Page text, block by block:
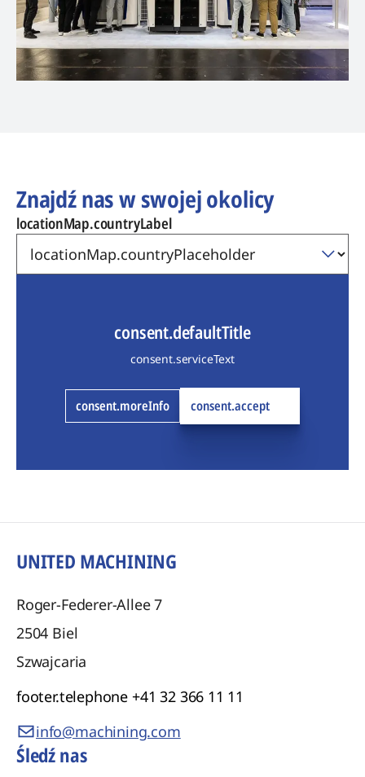
Znajdź nas w swojej okolicy
locationMap.countryLabel
consent.defaultTitle
consent.serviceText
consent.moreInfo consent.accept
UNITED MACHINING
Roger-Federer-Allee 7
2504 Biel
Szwajcaria
footer.telephone +41 32 366 11 11
info@machining.com
Śledź nas